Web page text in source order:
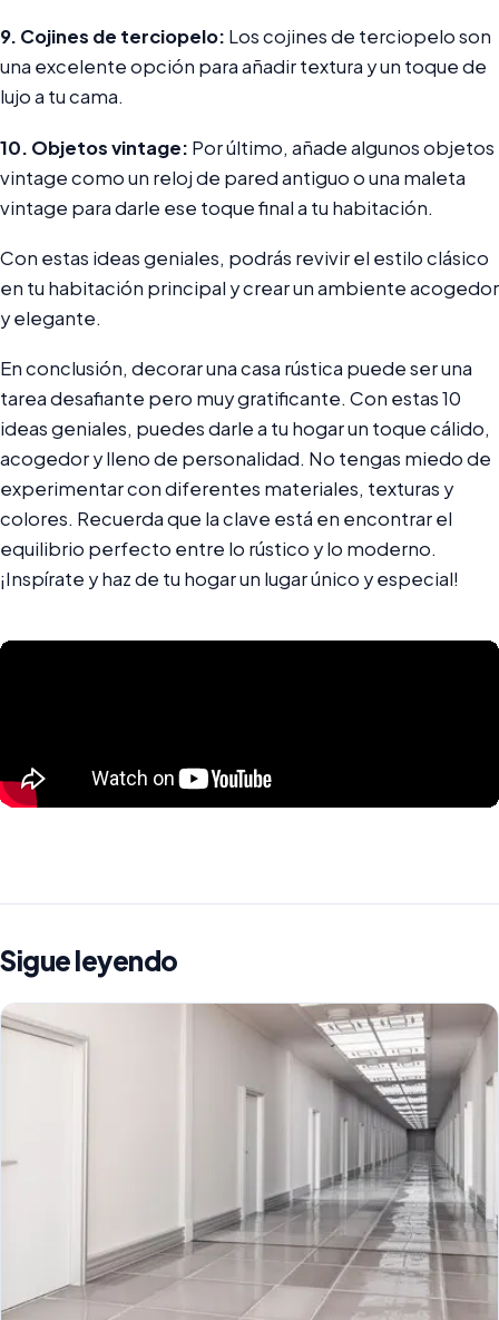
9. Cojines de terciopelo: Los cojines de terciopelo son
una excelente opción para añadir textura y un toque de
lujo a tu cama.
10. Objetos vintage: Por último, añade algunos objetos
vintage como un reloj de pared antiguo o una maleta
vintage para darle ese toque final a tu habitación.
Con estas ideas geniales, podrás revivir el estilo clásico
en tu habitación principal y crear un ambiente acogedor
y elegante.
En conclusión, decorar una casa rústica puede ser una
tarea desafiante pero muy gratificante. Con estas 10
ideas geniales, puedes darle a tu hogar un toque cálido,
acogedor y lleno de personalidad. No tengas miedo de
experimentar con diferentes materiales, texturas y
colores. Recuerda que la clave está en encontrar el
equilibrio perfecto entre lo rústico y lo moderno.
¡Inspírate y haz de tu hogar un lugar único y especial!
Sigue leyendo